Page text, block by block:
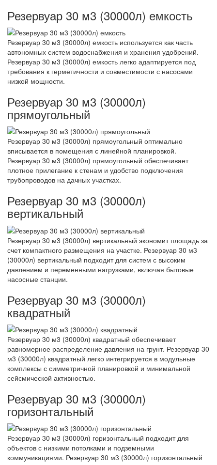
Резервуар 30 м3 (30000л) емкость
Резервуар 30 м3 (30000л) емкость используется как часть
автономных систем водоснабжения и хранения удобрений.
Резервуар 30 м3 (30000л) емкость легко адаптируется под
требования к герметичности и совместимости с насосами
низкой мощности.
Резервуар 30 м3 (30000л)
прямоугольный
Резервуар 30 м3 (30000л) прямоугольный оптимально
вписывается в помещения с линейной планировкой.
Резервуар 30 м3 (30000л) прямоугольный обеспечивает
плотное прилегание к стенам и удобство подключения
трубопроводов на дачных участках.
Резервуар 30 м3 (30000л)
вертикальный
Резервуар 30 м3 (30000л) вертикальный экономит площадь за
счет компактного размещения на участке. Резервуар 30 м3
(30000л) вертикальный подходит для систем с высоким
давлением и переменными нагрузками, включая бытовые
насосные станции.
Резервуар 30 м3 (30000л)
квадратный
Резервуар 30 м3 (30000л) квадратный обеспечивает
равномерное распределение давления на грунт. Резервуар 30
м3 (30000л) квадратный легко интегрируется в модульные
комплексы с симметричной планировкой и минимальной
сейсмической активностью.
Резервуар 30 м3 (30000л)
горизонтальный
Резервуар 30 м3 (30000л) горизонтальный подходит для
объектов с низкими потолками и подземными
коммуникациями. Резервуар 30 м3 (30000л) горизонтальный